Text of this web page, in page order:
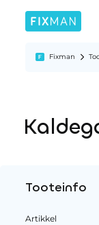
Fixman
Tooteinfo
Artikkel